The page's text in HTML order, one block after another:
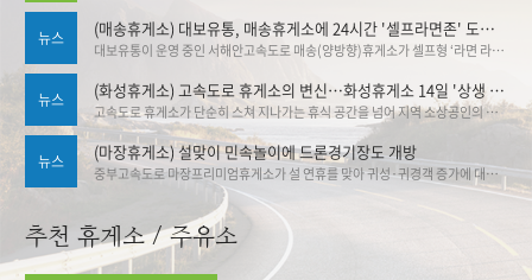
뉴스 (매송휴게소) 대보유통, 매송휴게소에 24시간 '셀프라면존' 도입 … 30종 라면 직접 골라 조리
대보유통이 운영 중인 서해안고속도로 매송(양방향)휴게소가 셀프형 ‘라면 라이브러리 존’을 설치·운영하고 있어 화제다. 이를 통해 휴게소 가격 안정 그리고 야간 고객 서비스 강화라는 두 마리 토끼 잡기에 나섰다. 기사출처 ▶대보유통, 매송휴게소에 24시간 '셀프라면존' 도입 … 30종 라면 직접 골라 조리 | 뉴데일리
뉴스 (화성휴게소) 고속도로 휴게소의 변신…화성휴게소 14일 '상생 플리마켓'
고속도로 휴게소가 단순히 스쳐 지나가는 휴식 공간을 넘어 지역 소상공인의 판로를 열고 관광을 활성화하는 '상생 플랫폼'으로 변신한다. ▶ 기사링크 :고속도로 휴게소의 변신…화성휴게소 14일 '상생 플리마켓'
뉴스 (마장휴게소) 설맞이 민속놀이에 드론경기장도 개방
중부고속도로 마장프리미엄휴게소가 설 연휴를 맞아 귀성·귀경객 증가에 대비한 특별 운영에 돌입했다고 밝혔다. 중부고속도로 마장프리미엄휴게소에서 민속놀이 이벤트를 즐길 수 있다. 기사링크 ▶중부 대보 마장휴게소, 설 맞이 특별 이벤트 - 스포츠Q(큐)
추천 휴게소 / 주유소